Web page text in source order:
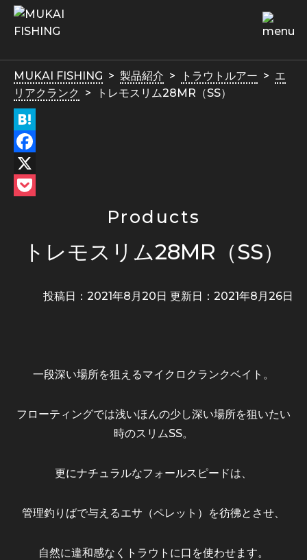
MUKAI FISHING 製品紹介 トラウトルアー
エ
リアクランク
トレモスリム28MR（SS）
Hatena
Facebook
X
Products
トレモスリム28MR（SS）
投稿日：2021年8月20日 更新日： 2021年8月26日
一段深い場所を狙えるマイクロクランクベイト。
フローティングでは浅いほんの少し深い場所を狙いたい
時のスリムSS。
更にナチュラルなフォールスピードは、
管理釣りばで与えるエサ（ペレット）を彷彿とさせ、
自然に違和感なくトラウトに口を使わせます。